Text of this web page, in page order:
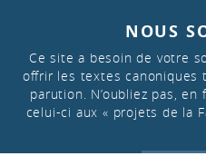
NOUS
Ce site a besoin de votre
offrir les textes canoniques
parution. N’oubliez pas,
celui-ci aux « projets de la